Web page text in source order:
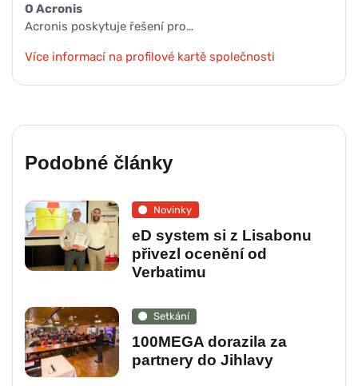
O Acronis
Acronis poskytuje řešení pro…
Více informací na profilové kartě společnosti
Podobné články
Novinky
eD system si z Lisabonu
přivezl ocenění od
Verbatimu
Setkání
100MEGA dorazila za
partnery do Jihlavy